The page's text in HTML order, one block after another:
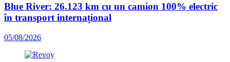
Blue River: 26.123 km cu un camion 100% electric
în transport internațional
05/08/2026